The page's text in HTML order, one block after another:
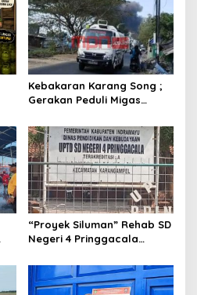
Kebakaran Karang Song ;
Gerakan Peduli Migas
Lantang Usut Semua Pihak
Terkait Pengisian dan
Pengawasan BBM
“Proyek Siluman” Rehab SD
Negeri 4 Pringgacala
Papan anggaran